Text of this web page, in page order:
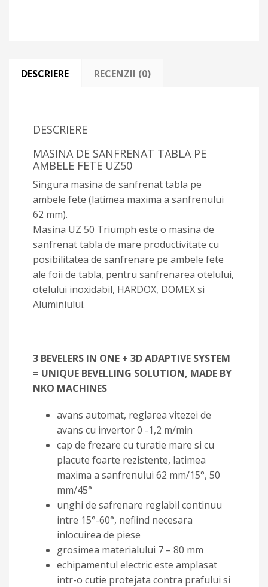
DESCRIERE RECENZII (0)
DESCRIERE
MASINA DE SANFRENAT TABLA PE
AMBELE FETE UZ50
Singura masina de sanfrenat tabla pe
ambele fete (latimea maxima a sanfrenului
62 mm).
Masina UZ 50 Triumph este o masina de
sanfrenat tabla de mare productivitate cu
posibilitatea de sanfrenare pe ambele fete
ale foii de tabla, pentru sanfrenarea otelului,
otelului inoxidabil, HARDOX, DOMEX si
Aluminiului.
3 BEVELERS IN ONE + 3D ADAPTIVE SYSTEM
= UNIQUE BEVELLING SOLUTION, MADE BY
NKO MACHINES
avans automat, reglarea vitezei de
avans cu invertor 0 -1,2 m/min
cap de frezare cu turatie mare si cu
placute foarte rezistente, latimea
maxima a sanfrenului 62 mm/15°, 50
mm/45°
unghi de safrenare reglabil continuu
intre 15°-60°, nefiind necesara
inlocuirea de piese
grosimea materialului 7 – 80 mm
echipamentul electric este amplasat
intr-o cutie protejata contra prafului si